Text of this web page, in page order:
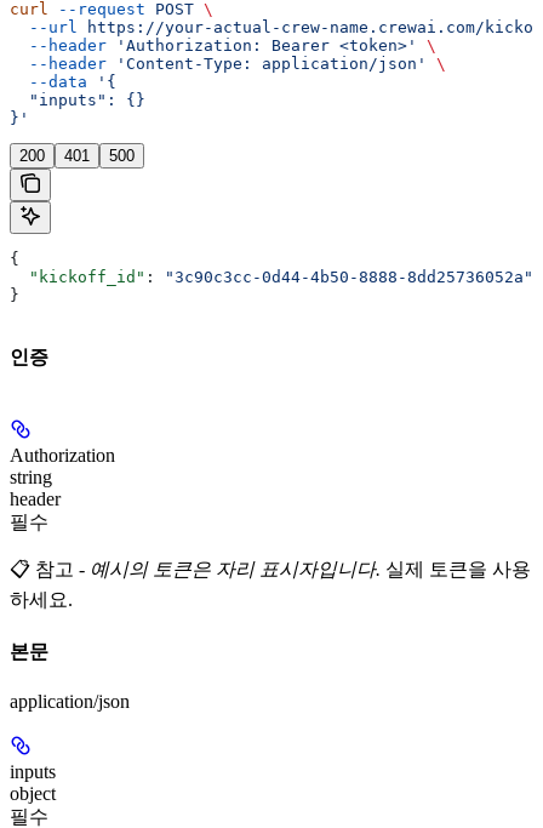
curl --request POST \
  --url
https://your-actual-crew-name.crewai.com/
  --header
'Authorization: Bearer <token>'
\
  --header
'Content-Type: application/json'
\
  --data
'{
  "inputs": {}
}'
200 401 500
{
  "kickoff_id"
:
"3c90c3cc-0d44-4b50-8888-8dd25736052a"
}
인증
Authorization
string
header
필수
📋 참고 - 예시의 토큰은 자리 표시자입니다. 실제 토큰을 사용
하세요.
본문
application/json
inputs
object
필수